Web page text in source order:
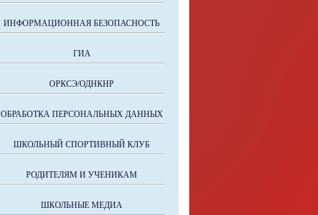
ИНФОРМАЦИОННАЯ БЕЗОПАСНОСТЬ
ГИА
ОРКСЭ/ОДНКНР
ОБРАБОТКА ПЕРСОНАЛЬНЫХ ДАННЫХ
ШКОЛЬНЫЙ СПОРТИВНЫЙ КЛУБ
РОДИТЕЛЯМ И УЧЕНИКАМ
ШКОЛЬНЫЕ МЕДИА